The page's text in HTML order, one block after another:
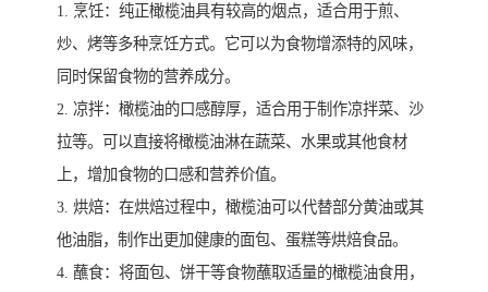
1. 烹饪：纯正橄榄油具有较高的烟点，适合用于煎、
炒、烤等多种烹饪方式。它可以为食物增添特的风味，
同时保留食物的营养成分。
2. 凉拌：橄榄油的口感醇厚，适合用于制作凉拌菜、沙
拉等。可以直接将橄榄油淋在蔬菜、水果或其他食材
上，增加食物的口感和营养价值。
3. 烘焙：在烘焙过程中，橄榄油可以代替部分黄油或其
他油脂，制作出更加健康的面包、蛋糕等烘焙食品。
4. 蘸食：将面包、饼干等食物蘸取适量的橄榄油食用，